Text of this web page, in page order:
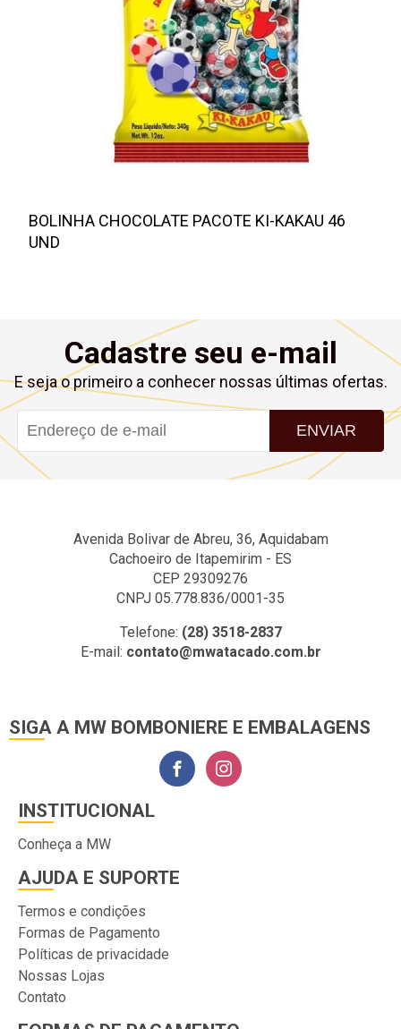
BOLINHA CHOCOLATE PACOTE KI-KAKAU 46
UND
Cadastre seu e-mail
E seja o primeiro a conhecer nossas últimas ofertas.
ENVIAR
Avenida Bolivar de Abreu, 36, Aquidabam
Cachoeiro de Itapemirim - ES
CEP 29309276
CNPJ 05.778.836/0001-35
Telefone: (28) 3518-2837
E-mail: contato@mwatacado.com.br
SIGA A MW BOMBONIERE E EMBALAGENS
INSTITUCIONAL
Conheça a MW
AJUDA E SUPORTE
Termos e condições
Formas de Pagamento
Políticas de privacidade
Nossas Lojas
Contato